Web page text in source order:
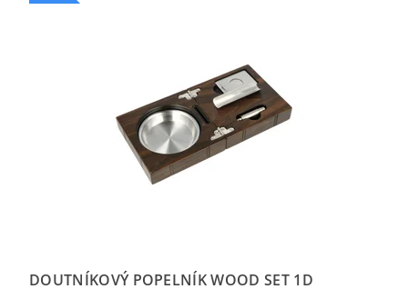
DOUTNÍKOVÝ POPELNÍK WOOD SET 1D